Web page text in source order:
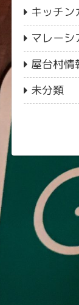
キッチン
マレーシ
屋台村情
未分類